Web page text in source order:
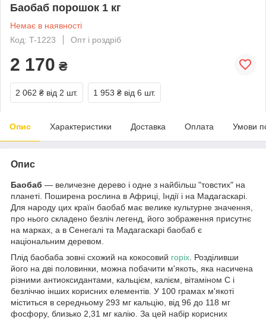
Баобаб порошок 1 кг
Немає в наявності
Код: T-1223
Опт і роздріб
2 170 ₴
2 062 ₴ від 2 шт. 1 953 ₴ від 6 шт.
Опис Характеристики Доставка Оплата Умови
Опис
Баобаб — величезне дерево і одне з найбільш "товстих" на
планеті. Поширена рослина в Африці, Індії і на Мадагаскарі.
Для народу цих країн баобаб має велике культурне значення,
про нього складено безліч легенд, його зображення присутнє
на марках, а в Сенегалі та Мадагаскарі баобаб є
національним деревом.
Плід баобаба зовні схожий на кокосовий горіх . Розділивши
його на дві половинки, можна побачити м'якоть, яка насичена
різними антиоксидантами, кальцієм, калієм, вітаміном С і
безліччю інших корисних елементів. У 100 грамах м'якоті
міститься в середньому 293 мг кальцію, від 96 до 118 мг
фосфору, близько 2,31 мг калію. За цей набір корисних